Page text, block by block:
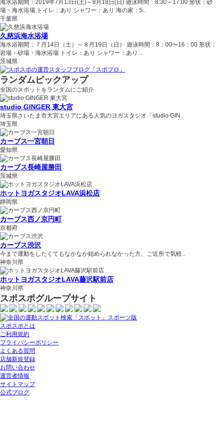
海水浴期間：2019年7月13日(土)～8月18日(日) 遊泳時間：8:30～17:00 形状：砂
場・海水浴場 トイレ：あり シャワー：あり 海の家：5..
千葉県
久慈浜海水浴場
海水浴期間：７月14日（土）～８月19日（日） 遊泳時間：8：00〜16：00 形状：
岩場・砂場・海水浴場 トイレ：あり シャワー：あり ..
茨城県
ランダムピックアップ
全国のスポットをランダムにご紹介
studio GINGER 東大宮
埼玉県さいたま市大宮エリアにある人気のヨガスタジオ「studio GIN..
埼玉県
カーブス一宮朝日
愛知県
カーブス長崎屋勝田
茨城県
ホットヨガスタジオLAVA浜松店
静岡県
カーブス西ノ京円町
京都府
カーブス渋沢
今まで運動をしたくてもなかなか始められなかった方、ご近所で気軽..
神奈川県
ホットヨガスタジオLAVA藤沢駅前店
神奈川県
スポスポグループサイト
スポスポとは
ご利用規約
プライバシーポリシー
よくある質問
店舗新規登録
お問い合わせ
運営者情報
サイトマップ
公式ブログ